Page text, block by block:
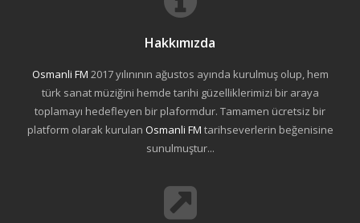
Hakkımızda
Osmanli FM 2017 yılınının ağustos ayında kurulmuş olup, hem
türk sanat müziğini hemde tarihi güzelliklerimizi bir araya
toplamayı hedefleyen bir plaformdur. Tamamen ücretsiz bir
platform olarak kurulan Osmanli FM tarihseverlerin beğenisine
sunulmuştur...